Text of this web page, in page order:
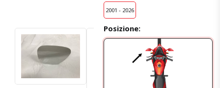
2001 - 2026
Posizione: